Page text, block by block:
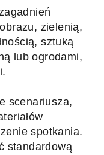
zielenią,
sztuką
lub ogrodami,
scenariusza,
spotkania.
standardową